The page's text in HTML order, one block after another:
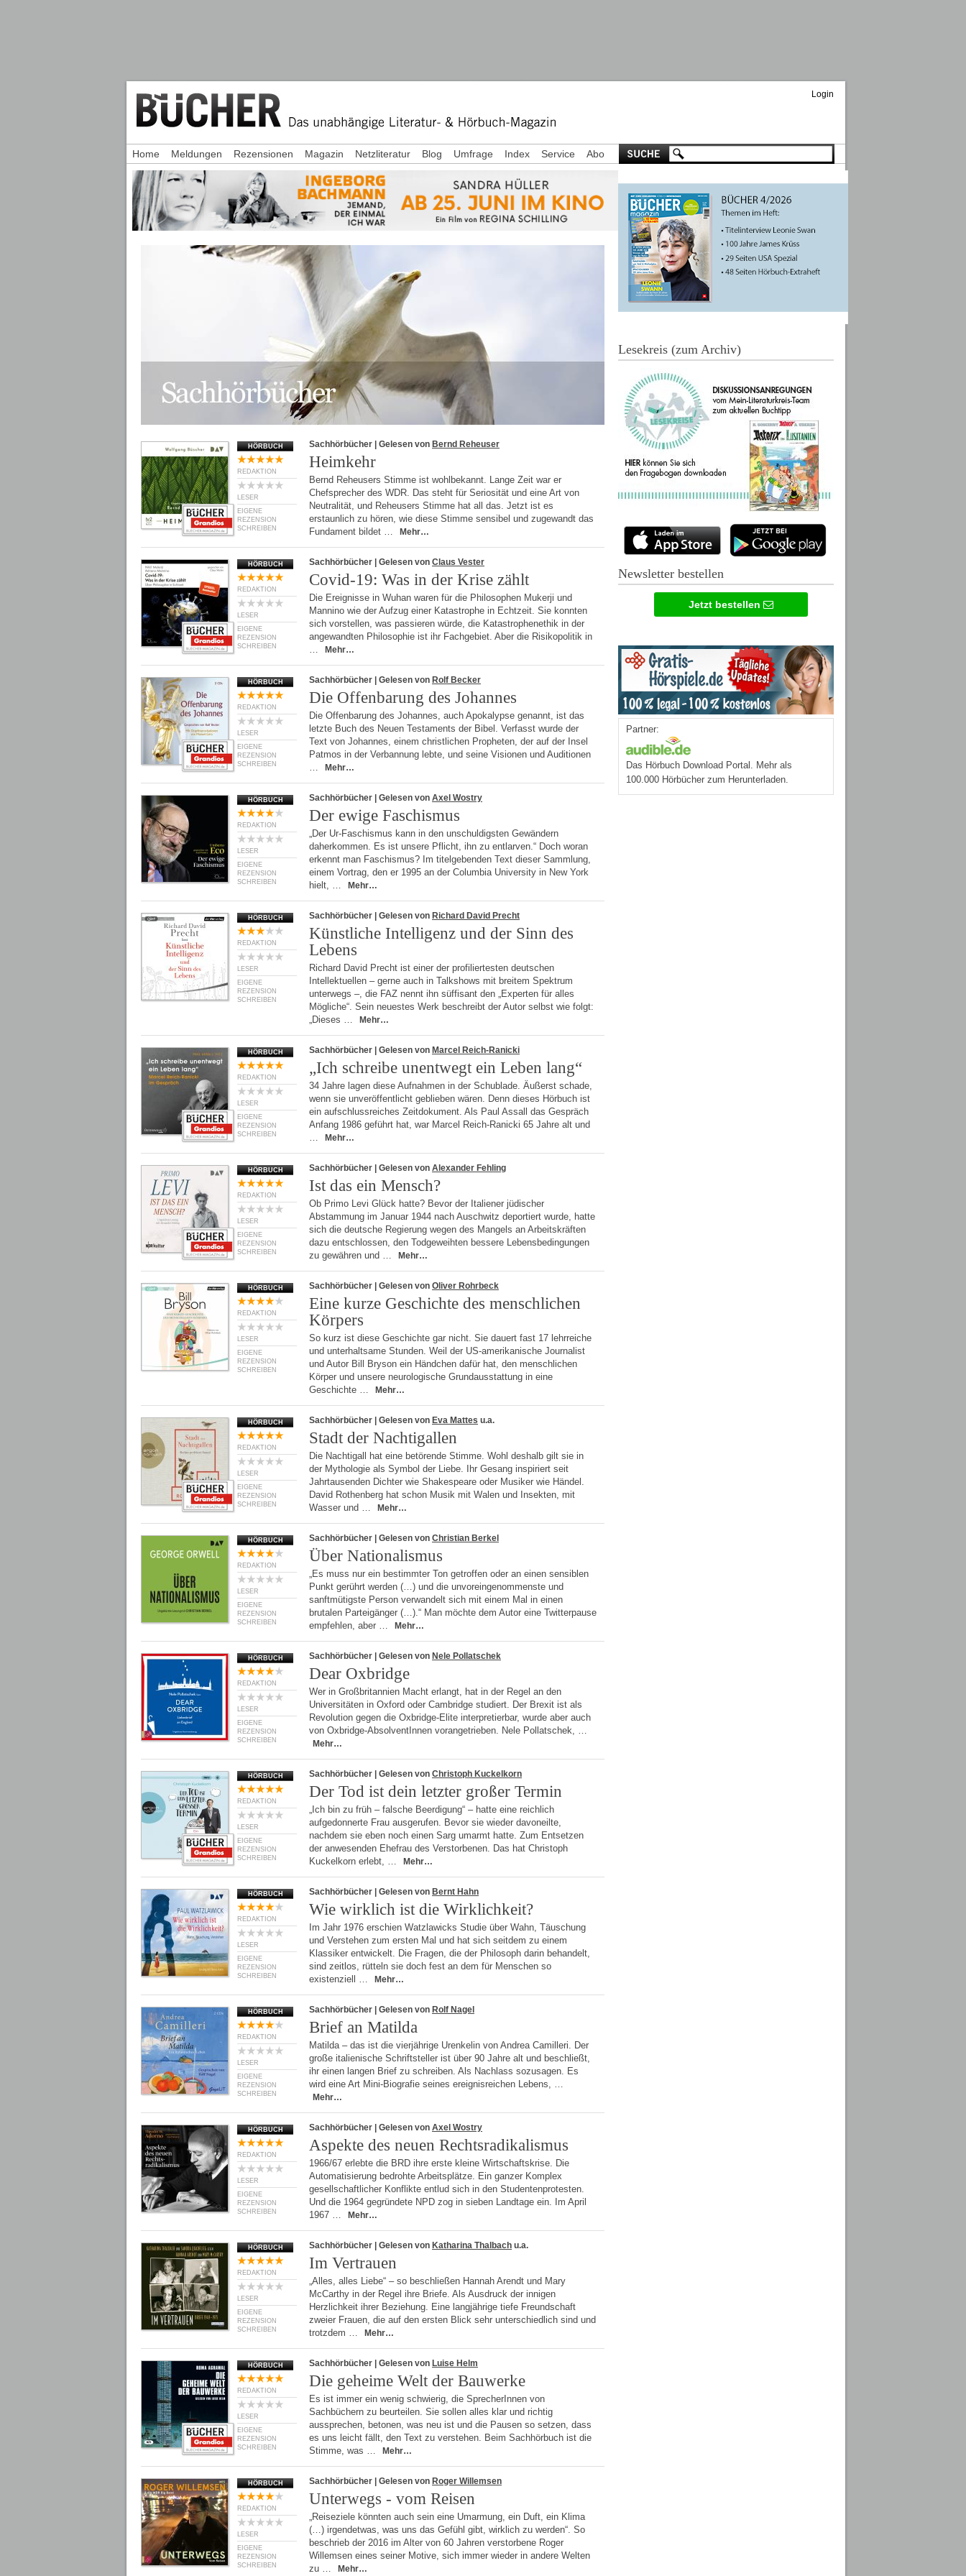
Login
HÖRBUCH
REDAKTION
LESER
EIGENE
REZENSION
SCHREIBEN
Sachhörbücher | Gelesen von Bernd Reheuser
Heimkehr
Bernd Reheusers Stimme ist wohlbekannt. Lange Zeit war er
Chefsprecher des WDR. Das steht für Seriosität und eine Art von
Neutralität, und Reheusers Stimme hat all das. Jetzt ist es
erstaunlich zu hören, wie diese Stimme sensibel und zugewandt das
Fundament bildet …
Mehr…
HÖRBUCH
REDAKTION
LESER
EIGENE
REZENSION
SCHREIBEN
Sachhörbücher | Gelesen von Claus Vester
Covid-19: Was in der Krise zählt
Die Ereignisse in Wuhan waren für die Philosophen Mukerji und
Mannino wie der Aufzug einer Katastrophe in Echtzeit. Sie konnten
sich vorstellen, was passieren würde, die Katastrophenethik in der
angewandten Philosophie ist ihr Fachgebiet. Aber die Risikopolitik in
…
Mehr…
HÖRBUCH
REDAKTION
LESER
EIGENE
REZENSION
SCHREIBEN
Sachhörbücher | Gelesen von Rolf Becker
Die Offenbarung des Johannes
Die Offenbarung des Johannes, auch Apokalypse genannt, ist das
letzte Buch des Neuen Testaments der Bibel. Verfasst wurde der
Text von Johannes, einem christlichen Propheten, der auf der Insel
Patmos in der Verbannung lebte, und seine Visionen und Auditionen
…
Mehr…
HÖRBUCH
REDAKTION
LESER
EIGENE
REZENSION
SCHREIBEN
Sachhörbücher | Gelesen von Axel Wostry
Der ewige Faschismus
„Der Ur-Faschismus kann in den unschuldigsten Gewändern
daherkommen. Es ist unsere Pflicht, ihn zu entlarven.“ Doch woran
erkennt man Faschismus? Im titelgebenden Text dieser Sammlung,
einem Vortrag, den er 1995 an der Columbia University in New York
hielt, …
Mehr…
HÖRBUCH
REDAKTION
LESER
EIGENE
REZENSION
SCHREIBEN
Sachhörbücher | Gelesen von Richard David Precht
Künstliche Intelligenz und der Sinn des
Lebens
Richard David Precht ist einer der profiliertesten deutschen
Intellektuellen – gerne auch in Talkshows mit breitem Spektrum
unterwegs –, die FAZ nennt ihn süffisant den „Experten für alles
Mögliche“. Sein neuestes Werk beschreibt der Autor selbst wie folgt:
„Dieses …
Mehr…
HÖRBUCH
REDAKTION
LESER
EIGENE
REZENSION
SCHREIBEN
Sachhörbücher | Gelesen von Marcel Reich-Ranicki
„Ich schreibe unentwegt ein Leben lang“
34 Jahre lagen diese Aufnahmen in der Schublade. Äußerst schade,
wenn sie unveröffentlicht geblieben wären. Denn dieses Hörbuch ist
ein aufschlussreiches Zeitdokument. Als Paul Assall das Gespräch
Anfang 1986 geführt hat, war Marcel Reich-Ranicki 65 Jahre alt und
…
Mehr…
HÖRBUCH
REDAKTION
LESER
EIGENE
REZENSION
SCHREIBEN
Sachhörbücher | Gelesen von Alexander Fehling
Ist das ein Mensch?
Ob Primo Levi Glück hatte? Bevor der Italiener jüdischer
Abstammung im Januar 1944 nach Auschwitz deportiert wurde, hatte
sich die deutsche Regierung wegen des Mangels an Arbeitskräften
dazu entschlossen, den Todgeweihten bessere Lebensbedingungen
zu gewähren und …
Mehr…
HÖRBUCH
REDAKTION
LESER
EIGENE
REZENSION
SCHREIBEN
Sachhörbücher | Gelesen von Oliver Rohrbeck
Eine kurze Geschichte des menschlichen
Körpers
So kurz ist diese Geschichte gar nicht. Sie dauert fast 17 lehrreiche
und unterhaltsame Stunden. Weil der US-amerikanische Journalist
und Autor Bill Bryson ein Händchen dafür hat, den menschlichen
Körper und unsere neurologische Grundausstattung in eine
Geschichte …
Mehr…
HÖRBUCH
REDAKTION
LESER
EIGENE
REZENSION
SCHREIBEN
Sachhörbücher | Gelesen von Eva Mattes u.a.
Stadt der Nachtigallen
Die Nachtigall hat eine betörende Stimme. Wohl deshalb gilt sie in
der Mythologie als Symbol der Liebe. Ihr Gesang inspiriert seit
Jahrtausenden Dichter wie Shakespeare oder Musiker wie Händel.
David Rothenberg hat schon Musik mit Walen und Insekten, mit
Wasser und …
Mehr…
HÖRBUCH
REDAKTION
LESER
EIGENE
REZENSION
SCHREIBEN
Sachhörbücher | Gelesen von Christian Berkel
Über Nationalismus
„Es muss nur ein bestimmter Ton getroffen oder an einen sensiblen
Punkt gerührt werden (…) und die unvoreingenommenste und
sanftmütigste Person verwandelt sich mit einem Mal in einen
brutalen Parteigänger (…).“ Man möchte dem Autor eine Twitterpause
empfehlen, aber …
Mehr…
HÖRBUCH
REDAKTION
LESER
EIGENE
REZENSION
SCHREIBEN
Sachhörbücher | Gelesen von Nele Pollatschek
Dear Oxbridge
Wer in Großbritannien Macht erlangt, hat in der Regel an den
Universitäten in Oxford oder Cambridge studiert. Der Brexit ist als
Revolution gegen die Oxbridge-Elite interpretierbar, wurde aber auch
von Oxbridge-AbsolventInnen vorangetrieben. Nele Pollatschek, …
Mehr…
HÖRBUCH
REDAKTION
LESER
EIGENE
REZENSION
SCHREIBEN
Sachhörbücher | Gelesen von Christoph Kuckelkorn
Der Tod ist dein letzter großer Termin
„Ich bin zu früh – falsche Beerdigung“ – hatte eine reichlich
aufgedonnerte Frau ausgerufen. Bevor sie wieder davoneilte,
nachdem sie eben noch einen Sarg umarmt hatte. Zum Entsetzen
der anwesenden Ehefrau des Verstorbenen. Das hat Christoph
Kuckelkorn erlebt, …
Mehr…
HÖRBUCH
REDAKTION
LESER
EIGENE
REZENSION
SCHREIBEN
Sachhörbücher | Gelesen von Bernt Hahn
Wie wirklich ist die Wirklichkeit?
Im Jahr 1976 erschien Watzlawicks Studie über Wahn, Täuschung
und Verstehen zum ersten Mal und hat sich seitdem zu einem
Klassiker entwickelt. Die Fragen, die der Philosoph darin behandelt,
sind zeitlos, rütteln sie doch fest an dem für Menschen so
existenziell …
Mehr…
HÖRBUCH
REDAKTION
LESER
EIGENE
REZENSION
SCHREIBEN
Sachhörbücher | Gelesen von Rolf Nagel
Brief an Matilda
Matilda – das ist die vierjährige Urenkelin von Andrea Camilleri. Der
große italienische Schriftsteller ist über 90 Jahre alt und beschließt,
ihr einen langen Brief zu schreiben. Als Nachlass sozusagen. Es
wird eine Art Mini-Biografie seines ereignisreichen Lebens, …
Mehr…
HÖRBUCH
REDAKTION
LESER
EIGENE
REZENSION
SCHREIBEN
Sachhörbücher | Gelesen von Axel Wostry
Aspekte des neuen Rechtsradikalismus
1966/67 erlebte die BRD ihre erste kleine Wirtschaftskrise. Die
Automatisierung bedrohte Arbeitsplätze. Ein ganzer Komplex
gesellschaftlicher Konflikte entlud sich in den Studentenprotesten.
Und die 1964 gegründete NPD zog in sieben Landtage ein. Im April
1967 …
Mehr…
HÖRBUCH
REDAKTION
LESER
EIGENE
REZENSION
SCHREIBEN
Sachhörbücher | Gelesen von Katharina Thalbach u.a.
Im Vertrauen
„Alles, alles Liebe“ – so beschließen Hannah Arendt und Mary
McCarthy in der Regel ihre Briefe. Als Ausdruck der innigen
Herzlichkeit ihrer Beziehung. Eine langjährige tiefe Freundschaft
zweier Frauen, die auf den ersten Blick sehr unterschiedlich sind und
trotzdem …
Mehr…
HÖRBUCH
REDAKTION
LESER
EIGENE
REZENSION
SCHREIBEN
Sachhörbücher | Gelesen von Luise Helm
Die geheime Welt der Bauwerke
Es ist immer ein wenig schwierig, die SprecherInnen von
Sachbüchern zu beurteilen. Sie sollen alles klar und richtig
aussprechen, betonen, was neu ist und die Pausen so setzen, dass
es uns leicht fällt, den Text zu verstehen. Beim Sachhörbuch ist die
Stimme, was …
Mehr…
HÖRBUCH
REDAKTION
LESER
EIGENE
REZENSION
SCHREIBEN
Sachhörbücher | Gelesen von Roger Willemsen
Unterwegs - vom Reisen
„Reiseziele könnten auch sein eine Umarmung, ein Duft, ein Klima
(…) irgendetwas, was uns das Gefühl gibt, wirklich zu werden“. So
beschrieb der 2016 im Alter von 60 Jahren verstorbene Roger
Willemsen eines seiner Motive, sich immer wieder in andere Welten
zu …
Mehr…
Home Meldungen Rezensionen Magazin Netzliteratur Blog Umfrage Index Service Abo
Lesekreis (zum Archiv)
Newsletter bestellen
Jetzt bestellen
Partner:
Das Hörbuch Download Portal. Mehr als
100.000 Hörbücher zum Herunterladen.